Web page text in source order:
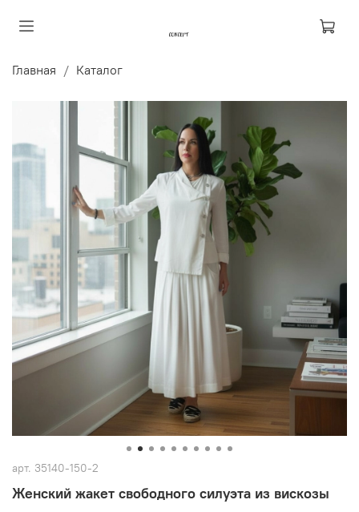
Главная Каталог
арт. 35140-150-2
Женский жакет свободного силуэта из вискозы